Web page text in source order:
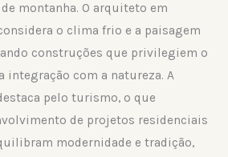
montanha. O arquiteto em
o clima frio e a paisagem
construções que privilegiem o
integração com a natureza. A
pelo turismo, o que
de projetos residenciais
modernidade e tradição,